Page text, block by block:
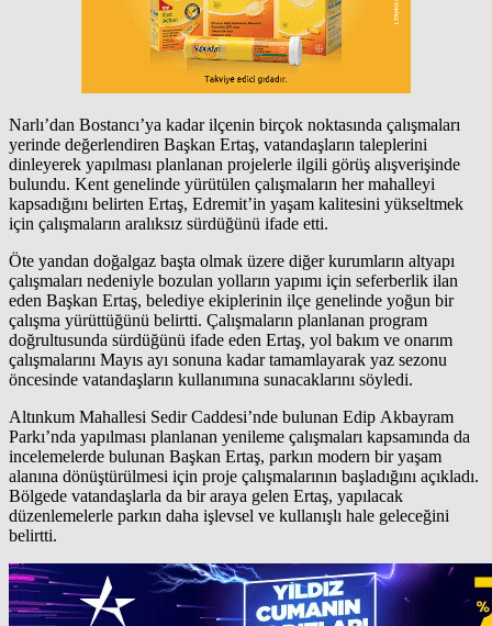
Narlı’dan Bostancı’ya kadar ilçenin birçok noktasında çalışmaları
yerinde değerlendiren Başkan Ertaş, vatandaşların taleplerini
dinleyerek yapılması planlanan projelerle ilgili görüş alışverişinde
bulundu. Kent genelinde yürütülen çalışmaların her mahalleyi
kapsadığını belirten Ertaş, Edremit’in yaşam kalitesini yükseltmek
için çalışmaların aralıksız sürdüğünü ifade etti.
Öte yandan doğalgaz başta olmak üzere diğer kurumların altyapı
çalışmaları nedeniyle bozulan yolların yapımı için seferberlik ilan
eden Başkan Ertaş, belediye ekiplerinin ilçe genelinde yoğun bir
çalışma yürüttüğünü belirtti. Çalışmaların planlanan program
doğrultusunda sürdüğünü ifade eden Ertaş, yol bakım ve onarım
çalışmalarını Mayıs ayı sonuna kadar tamamlayarak yaz sezonu
öncesinde vatandaşların kullanımına sunacaklarını söyledi.
Altınkum Mahallesi Sedir Caddesi’nde bulunan Edip Akbayram
Parkı’nda yapılması planlanan yenileme çalışmaları kapsamında da
incelemelerde bulunan Başkan Ertaş, parkın modern bir yaşam
alanına dönüştürülmesi için proje çalışmalarının başladığını açıkladı.
Bölgede vatandaşlarla da bir araya gelen Ertaş, yapılacak
düzenlemelerle parkın daha işlevsel ve kullanışlı hale geleceğini
belirtti.